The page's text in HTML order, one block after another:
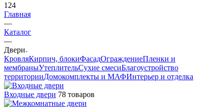
124
Главная
—
Каталог
—
Двери
КровляКирпич, блокиФасадОграждениеПленки и
мембраныУтеплительСухие смесиБлагоустройство
территорииДомокомплекты и МАФИнтерьер и отделка
Входные двери 78 товаров